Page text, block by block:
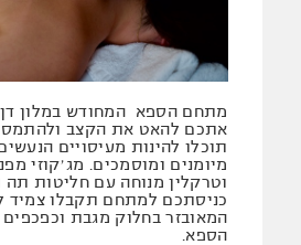
מתחם הספא המחודש במלון דן
אתכם להאט את הקצב
תוכלו להינות מעיסויים
מיומנים ומוסמכים. מג׳קוזי
וטרקלין מנוחה עם חליטות תה
כניסתכם למתחם תקבלו צמיד
המאובזר בחלוק מגבת
הספא.